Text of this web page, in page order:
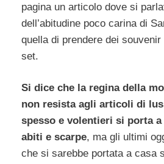
pagina un articolo dove si
dell’abitudine poco carina di
quella di prendere dei souvenir
set.
Si dice che la regina della
non resista agli articoli di
spesso e volentieri si porta a
abiti e scarpe, ma gli ultimi
che si sarebbe portata a casa